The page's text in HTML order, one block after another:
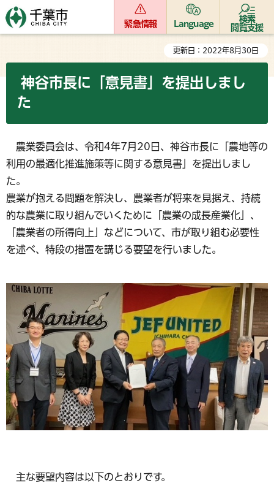
緊急情報 Language
検索
閲覧支援
更新日：2022年8月30日
神谷市長に「意見書」を提出しまし
た
農業委員会は、令和4年7月20日、神谷市長に「農地等の
利用の最適化推進施策等に関する意見書」を提出しまし
た。
農業が抱える問題を解決し、農業者が将来を見据え、持続
的な農業に取り組んでいくために「農業の成長産業化」、
「農業者の所得向上」などについて、市が取り組む必要性
を述べ、特段の措置を講じる要望を行いました。
主な要望内容は以下のとおりです。